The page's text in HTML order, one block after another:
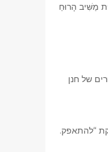
מַשִּׁיב הָרוּחַ
של חנן
“להתאפק.